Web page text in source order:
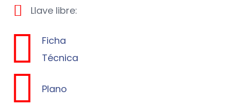
Llave libre:
Ficha
Técnica
Plano